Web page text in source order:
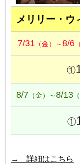
メリリー・ウ
7/31 （金）～8/6
①
8/7 （金）～8/13
①
→ 詳細はこちら